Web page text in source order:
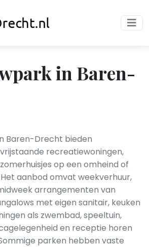
in Baren-
Baren-Drecht bieden
recreatiewoningen,
op een omheind of
aanbod omvat weekverhuur,
arrangementen van
met eigen sanitair, keuken
als zwembad, speeltuin,
en receptie horen
parken hebben vaste